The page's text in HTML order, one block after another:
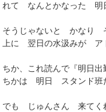
れて なんとかなった 明
そうじゃないと かなり
上に 翌日の水汲みが ア
ちか、これ読んで『明日
ちかは 明日 スタンド班
でも じゅんさん 来て